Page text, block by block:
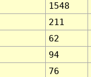
1548
211
62
94
76